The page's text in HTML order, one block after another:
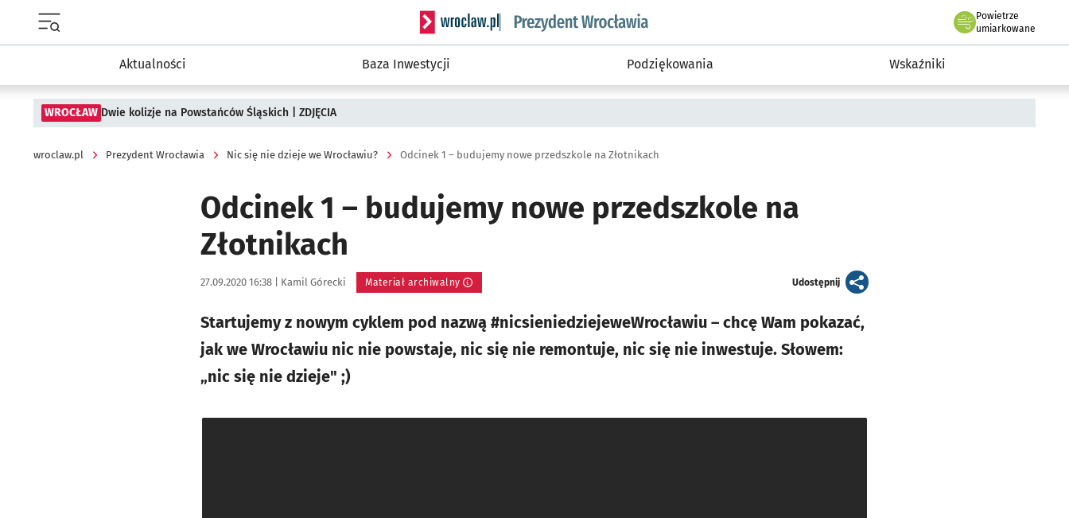
Serwis informacyjny wroclaw.pl podserwis: Prezydent Wrocławia
Powietrze
we Wrocławiu
umiarkowane
Aktualności Baza Inwestycji Podziękowania Wskaźniki
WROCŁAW Dwie kolizje na Powstańców Śląskich | ZDJĘCIA
wroclaw.pl Prezydent Wrocławia Nic się nie dzieje we Wrocławiu? Odcinek 1 – budujemy nowe przedszkole na Złotnikach
Odcinek 1 – budujemy nowe przedszkole na
Złotnikach
Data publikacji:
27.09.2020 16:38 | Autor:
Kamil Górecki Materiał archiwalny Udostępnijartykuł
Startujemy z nowym cyklem pod nazwą #nicsieniedziejeweWrocławiu – chcę Wam pokazać,
jak we Wrocławiu nic nie powstaje, nic się nie remontuje, nic się nie inwestuje. Słowem:
„nic się nie dzieje" ;)